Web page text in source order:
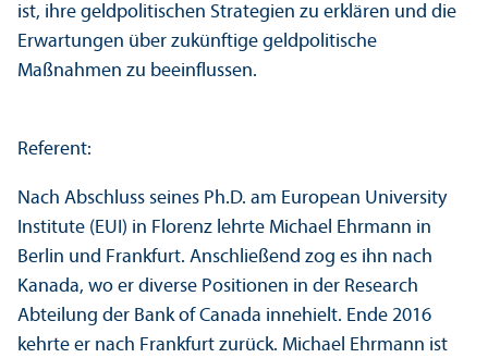
ist, ihre geldpolitischen Strategien zu erklären und die
Erwartungen über zukünftige geldpolitische
Maßnahmen zu beeinflussen.
Referent:
Nach Abschluss seines Ph.D. am European University
Institute (EUI) in Florenz lehrte Michael Ehrmann in
Berlin und Frankfurt. Anschließend zog es ihn nach
Kanada, wo er diverse Positionen in der Research
Abteilung der Bank of Canada innehielt. Ende 2016
kehrte er nach Frankfurt zurück. Michael Ehrmann ist